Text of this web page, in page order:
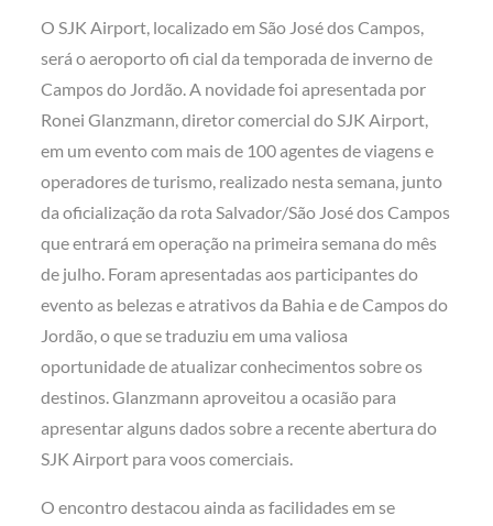
O SJK Airport, localizado em São José dos Campos,
será o aeroporto ofi cial da temporada de inverno de
Campos do Jordão. A novidade foi apresentada por
Ronei Glanzmann, diretor comercial do SJK Airport,
em um evento com mais de 100 agentes de viagens e
operadores de turismo, realizado nesta semana, junto
da oficialização da rota Salvador/São José dos Campos
que entrará em operação na primeira semana do mês
de julho. Foram apresentadas aos participantes do
evento as belezas e atrativos da Bahia e de Campos do
Jordão, o que se traduziu em uma valiosa
oportunidade de atualizar conhecimentos sobre os
destinos. Glanzmann aproveitou a ocasião para
apresentar alguns dados sobre a recente abertura do
SJK Airport para voos comerciais.
O encontro destacou ainda as facilidades em se